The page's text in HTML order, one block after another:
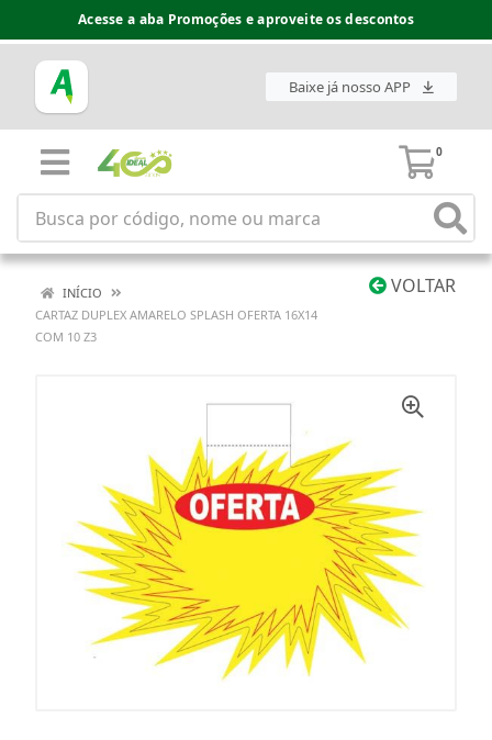
Acesse a aba Promoções e aproveite os descontos
Baixe já nosso APP
0
VOLTAR
INÍCIO
CARTAZ DUPLEX AMARELO SPLASH OFERTA 16X14
COM 10 Z3